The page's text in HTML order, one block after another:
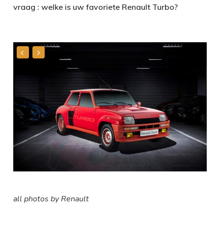
vraag : welke is uw favoriete Renault Turbo?
all photos by Renault